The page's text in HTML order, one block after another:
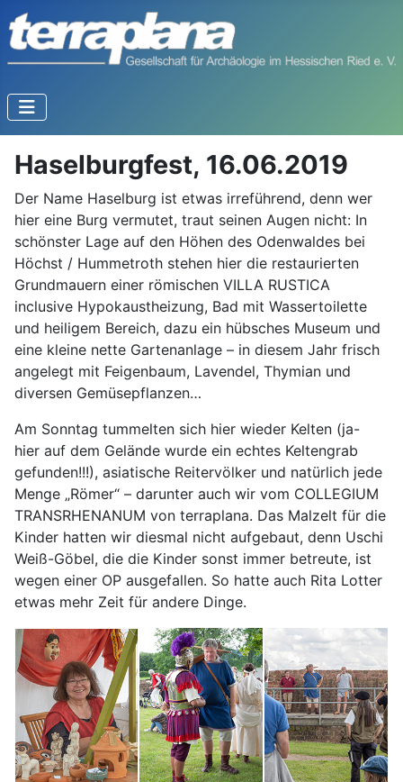
Haselburgfest, 16.06.2019
Der Name Haselburg ist etwas irreführend, denn wer
hier eine Burg vermutet, traut seinen Augen nicht: In
schönster Lage auf den Höhen des Odenwaldes bei
Höchst / Hummetroth stehen hier die restaurierten
Grundmauern einer römischen VILLA RUSTICA
inclusive Hypokaustheizung, Bad mit Wassertoilette
und heiligem Bereich, dazu ein hübsches Museum und
eine kleine nette Gartenanlage – in diesem Jahr frisch
angelegt mit Feigenbaum, Lavendel, Thymian und
diversen Gemüsepflanzen…
Am Sonntag tummelten sich hier wieder Kelten (ja-
hier auf dem Gelände wurde ein echtes Keltengrab
gefunden!!!), asiatische Reitervölker und natürlich jede
Menge „Römer“ – darunter auch wir vom COLLEGIUM
TRANSRHENANUM von terraplana. Das Malzelt für die
Kinder hatten wir diesmal nicht aufgebaut, denn Uschi
Weiß-Göbel, die die Kinder sonst immer betreute, ist
wegen einer OP ausgefallen. So hatte auch Rita Lotter
etwas mehr Zeit für andere Dinge.